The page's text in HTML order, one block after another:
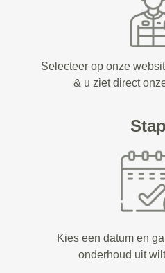
Selecteer op onze
& u ziet direct
Kies een datum en
onderhoud uit